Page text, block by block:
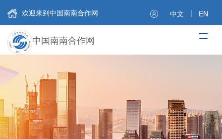
欢迎来到中国南南合作网 中文 | EN
中国南南合作网